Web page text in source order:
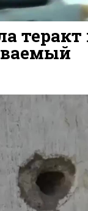
теракт